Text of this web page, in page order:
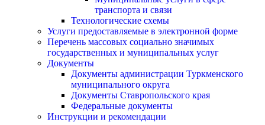
транспорта и связи
Технологические схемы
Услуги предоставляемые в электронной форме
Перечень массовых социально значимых
государственных и муниципальных услуг
Документы
Документы администрации Туркменского
муниципального округа
Документы Ставропольского края
Федеральные документы
Инструкции и рекомендации